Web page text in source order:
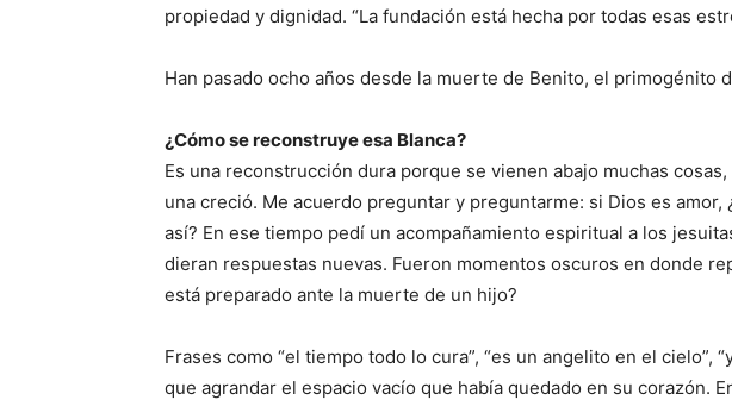
propiedad y dignidad. “La fundación está hecha por todas esas
Han pasado ocho años desde la muerte de Benito, el primogénito
¿Cómo se reconstruye esa Blanca?
Es una reconstrucción dura porque se vienen abajo muchas
una creció. Me acuerdo preguntar y preguntarme: si Dios es amor,
así? En ese tiempo pedí un acompañamiento espiritual a los
dieran respuestas nuevas. Fueron momentos oscuros en donde
está preparado ante la muerte de un hijo?
Frases como “el tiempo todo lo cura”, “es un angelito en el cielo”,
que agrandar el espacio vacío que había quedado en su corazón.